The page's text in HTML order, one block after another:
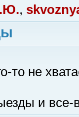
,
то не
и все-